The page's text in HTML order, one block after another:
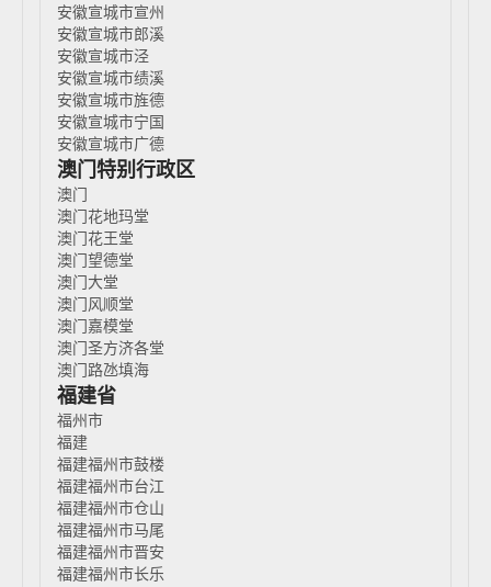
安徽宣城市宣州
安徽宣城市郎溪
安徽宣城市泾
安徽宣城市绩溪
安徽宣城市旌德
安徽宣城市宁国
安徽宣城市广德
澳门特别行政区
澳门
澳门花地玛堂
澳门花王堂
澳门望德堂
澳门大堂
澳门风顺堂
澳门嘉模堂
澳门圣方济各堂
澳门路氹填海
福建省
福州市
福建
福建福州市鼓楼
福建福州市台江
福建福州市仓山
福建福州市马尾
福建福州市晋安
福建福州市长乐